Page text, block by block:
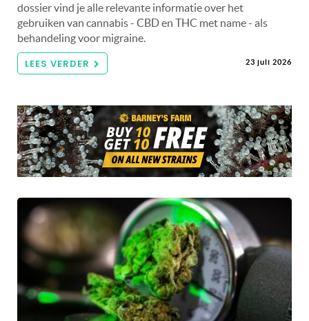
dossier vind je alle relevante informatie over het
gebruiken van cannabis - CBD en THC met name - als
behandeling voor migraine.
LEES VERDER 23 juli 2026